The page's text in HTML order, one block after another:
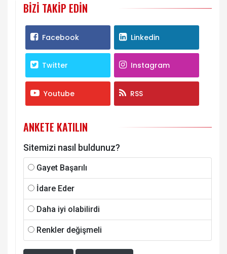
BIZI TAKIP EDIN
Facebook Linkedin
Twitter Instagram
Youtube RSS
ANKETE KATILIN
Sitemizi nasıl buldunuz?
Gayet Başarılı
İdare Eder
Daha iyi olabilirdi
Renkler değişmeli